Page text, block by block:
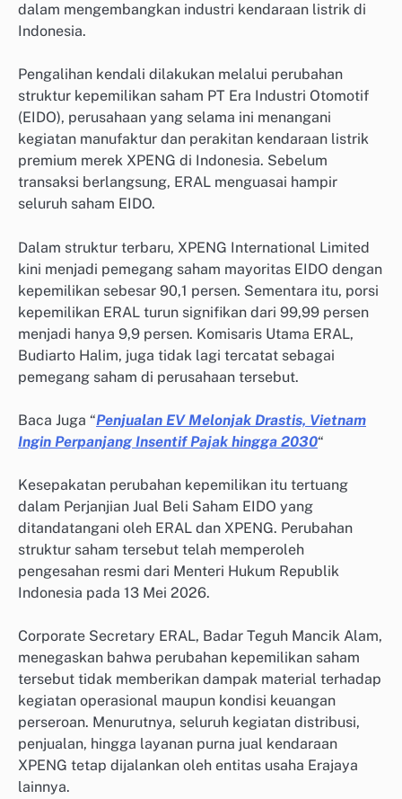
dalam mengembangkan industri kendaraan listrik di
Indonesia.
Pengalihan kendali dilakukan melalui perubahan
struktur kepemilikan saham PT Era Industri Otomotif
(EIDO), perusahaan yang selama ini menangani
kegiatan manufaktur dan perakitan kendaraan listrik
premium merek XPENG di Indonesia. Sebelum
transaksi berlangsung, ERAL menguasai hampir
seluruh saham EIDO.
Dalam struktur terbaru, XPENG International Limited
kini menjadi pemegang saham mayoritas EIDO dengan
kepemilikan sebesar 90,1 persen. Sementara itu, porsi
kepemilikan ERAL turun signifikan dari 99,99 persen
menjadi hanya 9,9 persen. Komisaris Utama ERAL,
Budiarto Halim, juga tidak lagi tercatat sebagai
pemegang saham di perusahaan tersebut.
Baca Juga “Penjualan EV Melonjak Drastis, Vietnam
Ingin Perpanjang Insentif Pajak hingga 2030“
Kesepakatan perubahan kepemilikan itu tertuang
dalam Perjanjian Jual Beli Saham EIDO yang
ditandatangani oleh ERAL dan XPENG. Perubahan
struktur saham tersebut telah memperoleh
pengesahan resmi dari Menteri Hukum Republik
Indonesia pada 13 Mei 2026.
Corporate Secretary ERAL, Badar Teguh Mancik Alam,
menegaskan bahwa perubahan kepemilikan saham
tersebut tidak memberikan dampak material terhadap
kegiatan operasional maupun kondisi keuangan
perseroan. Menurutnya, seluruh kegiatan distribusi,
penjualan, hingga layanan purna jual kendaraan
XPENG tetap dijalankan oleh entitas usaha Erajaya
lainnya.